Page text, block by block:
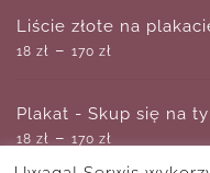
Liście złote na
18 zł – 170 zł
Plakat - Skup się na
18 zł – 170 zł